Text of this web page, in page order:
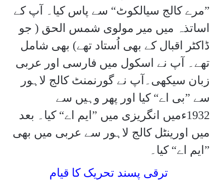
”مرے کالج سیالکوٹ“ سے پاس کیا۔ آپ کے
اساتذہ میں میر مولوی شمس الحق ( جو
ڈاکٹر اقبال کے بھی اُستاد تھے) بھی شامل
تھے۔ آپ نے اسکول میں فارسی اور عربی
زبان سیکھی۔آپ نے گورنمنٹ کالج لاہور
سے ”بی اے“ کیا اور پھر وہیں سے
1932ءمیں انگریزی میں ”ایم اے“ کیا۔ بعد
میں اورینٹل کالج لاہور سے عربی میں بھی
”ایم اے“ کیا۔
ترقی پسند تحریک کا قیام